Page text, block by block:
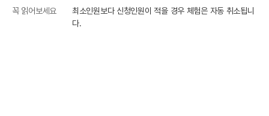
꼭 읽어보세요
최소인원보다 신청인원이 적을 경우 체험은 자동 취소됩니
다.